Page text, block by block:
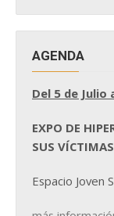
AGENDA
Del 5 de Julio
EXPO DE
SUS VÍCTIMAS
Espacio Joven